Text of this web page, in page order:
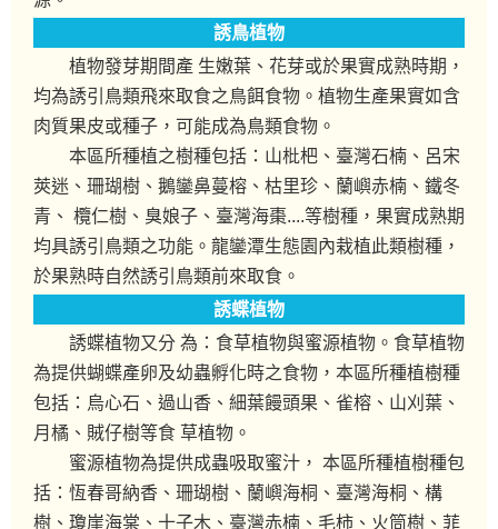
誘鳥植物
植物發芽期間產 生嫩葉、花芽或於果實成熟時期，
均為誘引鳥類飛來取食之鳥餌食物。植物生產果實如含
肉質果皮或種子，可能成為鳥類食物。
本區所種植之樹種包括：山枇杷、臺灣石楠、呂宋
莢迷、珊瑚樹、鵝鑾鼻蔓榕、枯里珍、蘭嶼赤楠、鐵冬
青、 欖仁樹、臭娘子、臺灣海棗....等樹種，果實成熟期
均具誘引鳥類之功能。龍鑾潭生態園內栽植此類樹種，
於果熟時自然誘引鳥類前來取食。
誘蝶植物
誘蝶植物又分 為：食草植物與蜜源植物。食草植物
為提供蝴蝶產卵及幼蟲孵化時之食物，本區所種植樹種
包括：烏心石、過山香、細葉饅頭果、雀榕、山刈葉、
月橘、賊仔樹等食 草植物。
蜜源植物為提供成蟲吸取蜜汁， 本區所種植樹種包
括：恆春哥納香、珊瑚樹、蘭嶼海桐、臺灣海桐、構
樹、瓊崖海棠、十子木、臺灣赤楠、毛柿、火筒樹、菲